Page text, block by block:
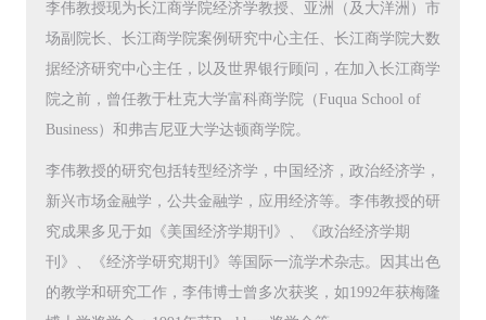
李伟教授现为长江商学院经济学教授、亚洲（及大洋洲）市
场副院长、长江商学院案例研究中心主任、长江商学院大数
据经济研究中心主任，以及世界银行顾问，在加入长江商学
院之前，曾任教于杜克大学富科商学院（Fuqua School of
Business）和弗吉尼亚大学达顿商学院。
李伟教授的研究包括转型经济学，中国经济，政治经济学，
新兴市场金融学，公共金融学，应用经济等。李伟教授的研
究成果多见于如《美国经济学期刊》、《政治经济学期
刊》、《经济学研究期刊》等国际一流学术杂志。因其出色
的教学和研究工作，李伟博士曾多次获奖，如1992年获梅隆